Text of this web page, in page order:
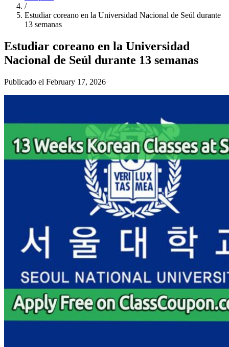
/
Estudiar coreano en la Universidad Nacional de Seúl durante
13 semanas
Estudiar coreano en la Universidad
Nacional de Seúl durante 13 semanas
Publicado el February 17, 2026